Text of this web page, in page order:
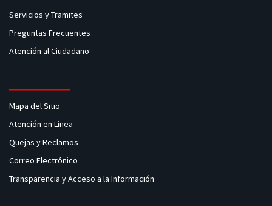
Servicios y Tramites
Preguntas Frecuentes
Atención al Ciudadano
Mapa del Sitio
Atención en Linea
Quejas y Reclamos
Correo Electrónico
Transparencia y Acceso a la Información